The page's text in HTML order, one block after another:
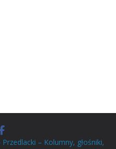
Przedlacki – Kolumny, głośniki,